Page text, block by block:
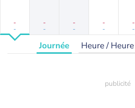
-
-
-
-
-
-
-
-
-
-
Journée Heure / Heure